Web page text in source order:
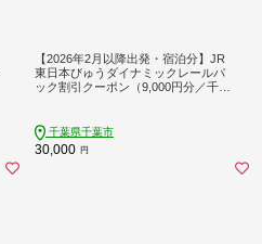
【2026年2月以降出発・宿泊分】JR
東日本びゅうダイナミックレールパ
ック割引クーポン（9,000円分／千葉
千葉県千葉市
30,000 円